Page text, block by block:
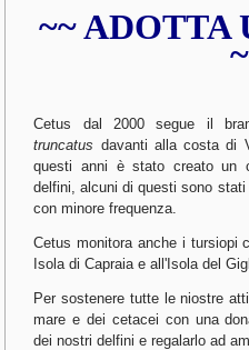
~~ ADOTTA
Cetus dal 2000 segue il
truncatus davanti alla costa di
questi anni è stato creato un
delfini, alcuni di questi sono
con minore frequenza.
Cetus monitora anche i tursiopi
Isola di Capraia e all'Isola del
Per sostenere tutte le niostre
mare e dei cetacei con una
dei nostri delfini e regalarlo ad